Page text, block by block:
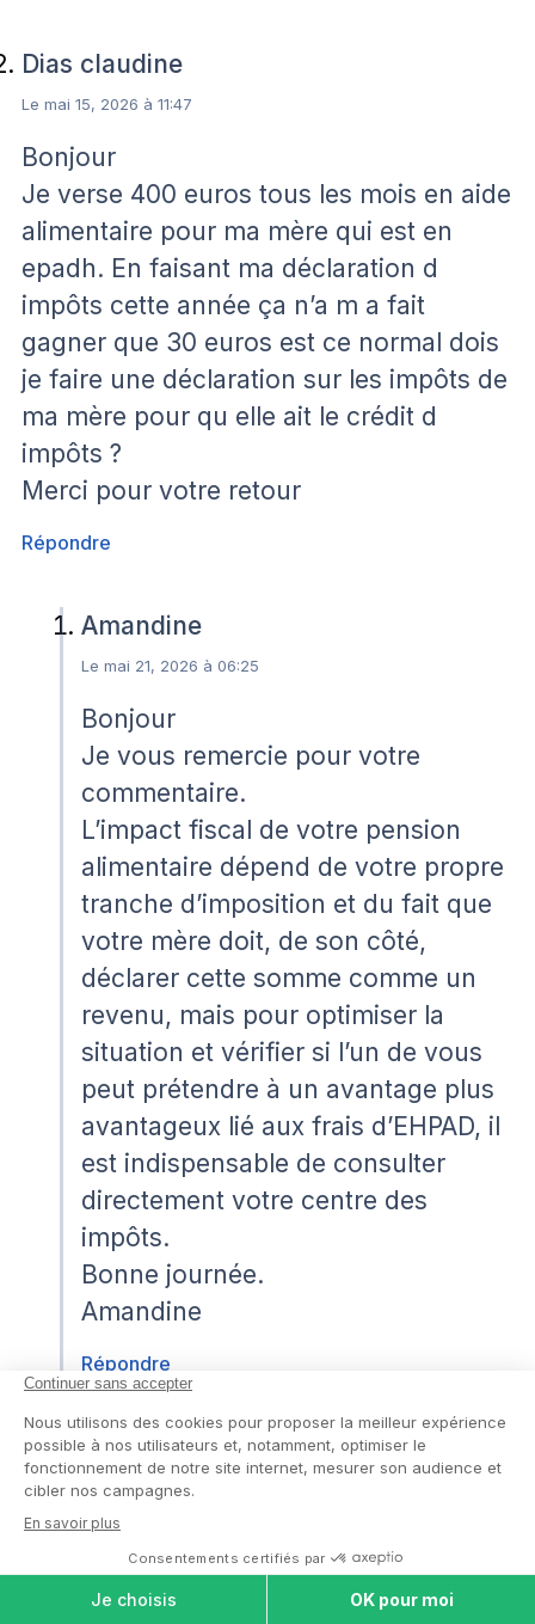
Dias claudine
Le mai 15, 2026 à 11:47
Bonjour
Je verse 400 euros tous les mois en aide
alimentaire pour ma mère qui est en
epadh. En faisant ma déclaration d
impôts cette année ça n’a m a fait
gagner que 30 euros est ce normal dois
je faire une déclaration sur les impôts de
ma mère pour qu elle ait le crédit d
impôts ?
Merci pour votre retour
Répondre
Amandine
Le mai 21, 2026 à 06:25
Bonjour
Je vous remercie pour votre
commentaire.
L’impact fiscal de votre pension
alimentaire dépend de votre propre
tranche d’imposition et du fait que
votre mère doit, de son côté,
déclarer cette somme comme un
revenu, mais pour optimiser la
situation et vérifier si l’un de vous
peut prétendre à un avantage plus
avantageux lié aux frais d’EHPAD, il
est indispensable de consulter
directement votre centre des
impôts.
Bonne journée.
Amandine
Répondre
Libaud. Marie-Paule
En résidence autonomie, peut – on
prétendre au crédit impots pour
MAISONS DE